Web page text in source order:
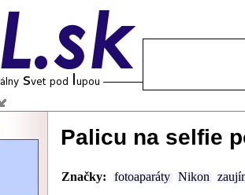
Palicu na selfie
Značky: fotoaparáty Nikon